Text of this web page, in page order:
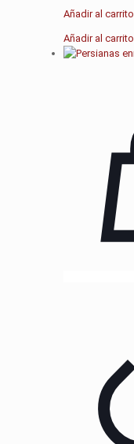
Añadir al carrito
Añadir al carrito